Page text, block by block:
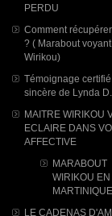
PERDU
Comment
? ( Marabout
Wirikou)
Témoignage
sincère de Lynda D.
MAITRE WIRIKOU
ECLAIRE DANS
AFFECTIVE
MARABOUT
WIRIKOU ​EN
MARTINIQUE
LE CADENAS